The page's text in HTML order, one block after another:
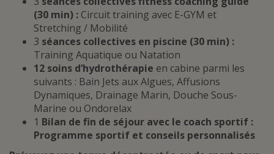
(30 min) : Circuit training avec E-GYM et
Stretching / Mobilité
3 séances collectives en piscine (30 min) :
Training Aquatique ou Natation
12 soins d’hydrothérapie en cabine parmi les
suivants : Bain Jets aux Algues, Affusions
Dynamiques, Drainage Marin, Douche Sous-
Marine ou Ondorelax
1 Bilan de fin de séjour avec le coach sportif :
Programme sportif et conseils personnalisés